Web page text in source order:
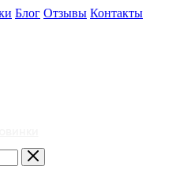
Блог Отзывы Контакты